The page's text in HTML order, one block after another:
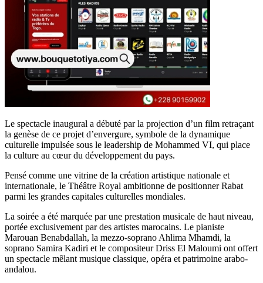
Le spectacle inaugural a débuté par la projection d’un film retraçant
la genèse de ce projet d’envergure, symbole de la dynamique
culturelle impulsée sous le leadership de Mohammed VI, qui place
la culture au cœur du développement du pays.
Pensé comme une vitrine de la création artistique nationale et
internationale, le Théâtre Royal ambitionne de positionner Rabat
parmi les grandes capitales culturelles mondiales.
La soirée a été marquée par une prestation musicale de haut niveau,
portée exclusivement par des artistes marocains. Le pianiste
Marouan Benabdallah, la mezzo-soprano Ahlima Mhamdi, la
soprano Samira Kadiri et le compositeur Driss El Maloumi ont offert
un spectacle mêlant musique classique, opéra et patrimoine arabo-
andalou.